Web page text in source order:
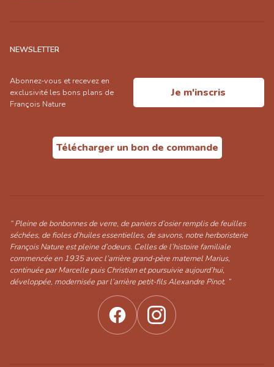
NEWSLETTER
Abonnez-vous et recevez en
exclusivité les bons plans de
François Nature
Je m'inscris
Télécharger un bon de commande
“ Pleine de bonbonnes de verre, de paniers d’osier remplis de feuilles
séchées, de fioles d’huiles essentielles, de savons, notre herboristerie
François Nature est pleine d’odeurs. Celles de l’histoire familiale
commencée en 1935 avec l’arrière grand-père maternel Marius,
continuée par Marcelle puis Christian et poursuivie aujourd’hui,
développée, modernisée par l’arrière petit-fils Alexandre Pinot. ”